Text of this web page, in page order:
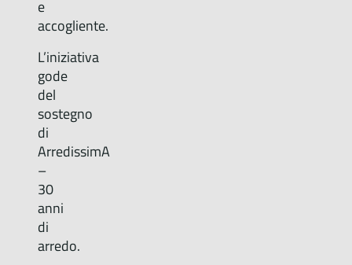
e
accogliente.
L’iniziativa
gode
del
sostegno
di
ArredissimA
–
30
anni
di
arredo.